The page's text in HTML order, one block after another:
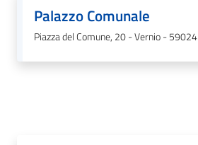
Palazzo Comunale
Piazza del Comune, 20 - Vernio - 59024